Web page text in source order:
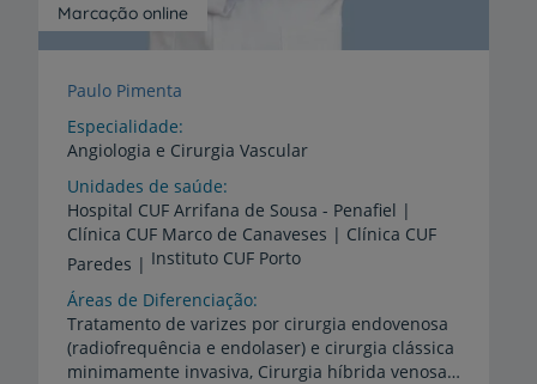
Marcação online
Paulo Pimenta
Especialidade
Angiologia e Cirurgia Vascular
Unidades de saúde
Hospital CUF Arrifana de Sousa - Penafiel |
Clínica CUF Marco de Canaveses | Clínica CUF
Paredes | Instituto CUF Porto
Áreas de Diferenciação
Tratamento de varizes por cirurgia endovenosa
(radiofrequência e endolaser) e cirurgia clássica
minimamente invasiva, Cirurgia híbrida venosa, Flebologia estética (escleroterapia simples ou com espuma ecoguiada, laser vascular cutâneo), Tratamento endovascular de aneurisma da aorta (EVAR), Cirurgia endovascular arterial, Simpaticectomia toracoscópica, Ecodoppler vascular